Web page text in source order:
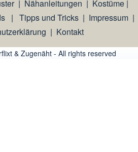
| Nähanleitungen | Kostüme|
| Tipps und Tricks| Impressum|
| Kontakt
& Zugenäht - All rights reserved